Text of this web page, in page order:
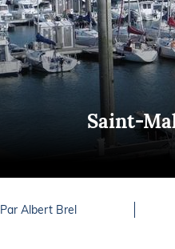
Saint-
Par Albert Brel